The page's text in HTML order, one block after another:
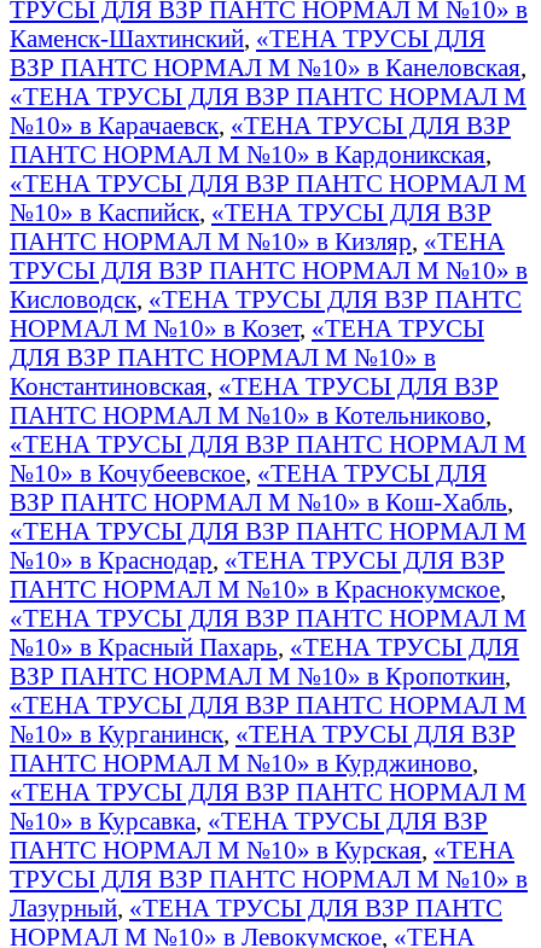
ТРУСЫ ДЛЯ ВЗР ПАНТС НОРМАЛ М №10» в
Каменск-Шахтинский, «ТЕНА ТРУСЫ ДЛЯ
ВЗР ПАНТС НОРМАЛ М №10» в Канеловская,
«ТЕНА ТРУСЫ ДЛЯ ВЗР ПАНТС НОРМАЛ М
№10» в Карачаевск, «ТЕНА ТРУСЫ ДЛЯ ВЗР
ПАНТС НОРМАЛ М №10» в Кардоникская,
«ТЕНА ТРУСЫ ДЛЯ ВЗР ПАНТС НОРМАЛ М
№10» в Каспийск, «ТЕНА ТРУСЫ ДЛЯ ВЗР
ПАНТС НОРМАЛ М №10» в Кизляр, «ТЕНА
ТРУСЫ ДЛЯ ВЗР ПАНТС НОРМАЛ М №10» в
Кисловодск, «ТЕНА ТРУСЫ ДЛЯ ВЗР ПАНТС
НОРМАЛ М №10» в Козет, «ТЕНА ТРУСЫ
ДЛЯ ВЗР ПАНТС НОРМАЛ М №10» в
Константиновская, «ТЕНА ТРУСЫ ДЛЯ ВЗР
ПАНТС НОРМАЛ М №10» в Котельниково,
«ТЕНА ТРУСЫ ДЛЯ ВЗР ПАНТС НОРМАЛ М
№10» в Кочубеевское, «ТЕНА ТРУСЫ ДЛЯ
ВЗР ПАНТС НОРМАЛ М №10» в Кош-Хабль,
«ТЕНА ТРУСЫ ДЛЯ ВЗР ПАНТС НОРМАЛ М
№10» в Краснодар, «ТЕНА ТРУСЫ ДЛЯ ВЗР
ПАНТС НОРМАЛ М №10» в Краснокумское,
«ТЕНА ТРУСЫ ДЛЯ ВЗР ПАНТС НОРМАЛ М
№10» в Красный Пахарь, «ТЕНА ТРУСЫ ДЛЯ
ВЗР ПАНТС НОРМАЛ М №10» в Кропоткин,
«ТЕНА ТРУСЫ ДЛЯ ВЗР ПАНТС НОРМАЛ М
№10» в Курганинск, «ТЕНА ТРУСЫ ДЛЯ ВЗР
ПАНТС НОРМАЛ М №10» в Курджиново,
«ТЕНА ТРУСЫ ДЛЯ ВЗР ПАНТС НОРМАЛ М
№10» в Курсавка, «ТЕНА ТРУСЫ ДЛЯ ВЗР
ПАНТС НОРМАЛ М №10» в Курская, «ТЕНА
ТРУСЫ ДЛЯ ВЗР ПАНТС НОРМАЛ М №10» в
Лазурный, «ТЕНА ТРУСЫ ДЛЯ ВЗР ПАНТС
НОРМАЛ М №10» в Левокумское, «ТЕНА